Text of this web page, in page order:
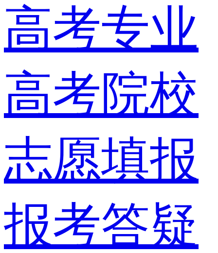
高考专业
高考院校
志愿填报
报考答疑